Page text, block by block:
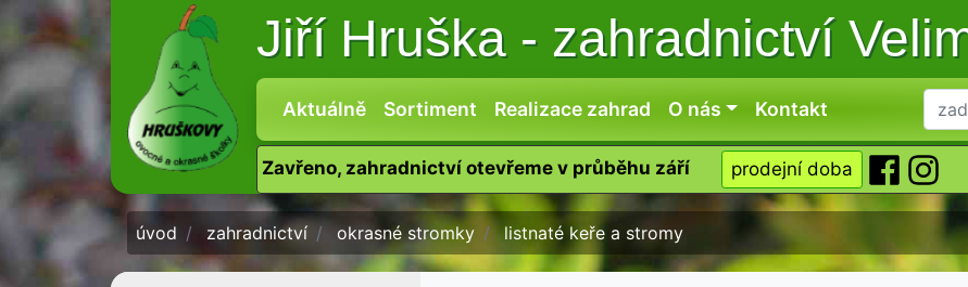
Jiří Hruška -zahradnictví
Aktuálně Sortiment Realizace zahrad O nás Kontakt
Zavřeno, zahradnictví otevřeme v průběhu září prodejní doba
úvod zahradnictví okrasné stromky listnaté keře a stromy